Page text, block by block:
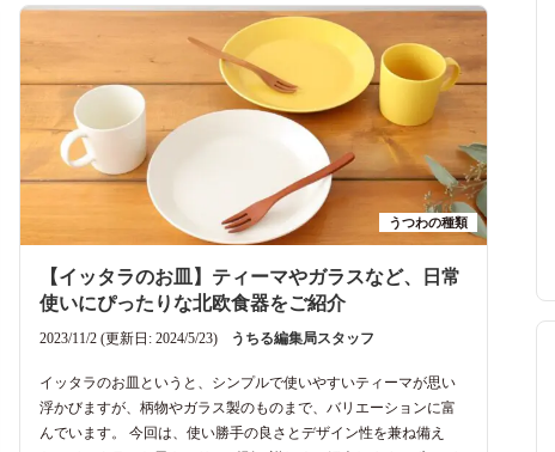
うつわの種類
【イッタラのお皿】ティーマやガラスなど、日常
使いにぴったりな北欧食器をご紹介
2023/11/2 (更新日: 2024/5/23) うちる編集局スタッフ
イッタラのお皿というと、シンプルで使いやすいティーマが思い
浮かびますが、柄物やガラス製のものまで、バリエーションに富
んでいます。 今回は、使い勝手の良さとデザイン性を兼ね備え